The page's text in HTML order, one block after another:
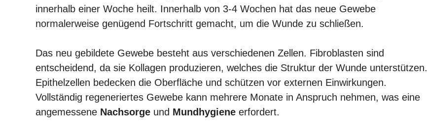
innerhalb einer Woche heilt. Innerhalb von 3-4 Wochen hat das neue Gewebe
normalerweise genügend Fortschritt gemacht, um die Wunde zu schließen.
Das neu gebildete Gewebe besteht aus verschiedenen Zellen. Fibroblasten sind
entscheidend, da sie Kollagen produzieren, welches die Struktur der Wunde unterstützen.
Epithelzellen bedecken die Oberfläche und schützen vor externen Einwirkungen.
Vollständig regeneriertes Gewebe kann mehrere Monate in Anspruch nehmen, was eine
angemessene Nachsorge und Mundhygiene erfordert.